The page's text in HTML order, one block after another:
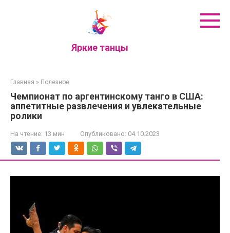
Яркие танцы
Главная » Полезное
Чемпионат по аргентинскому танго в США:
аппетитные развлечения и увлекательные
ролики
На чтение: 13 мин Опубликовано: 04.10.2023